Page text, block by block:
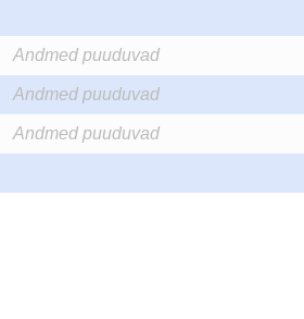
Andmed puuduvad
Andmed puuduvad
Andmed puuduvad